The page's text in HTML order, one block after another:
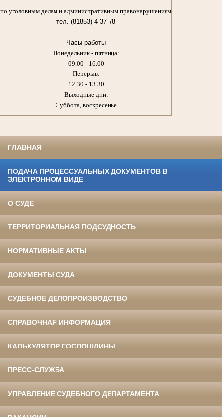
по уголовным делам и административным правонарушениям
тел. (81853) 4-37-78
Часы работы
Понедельник - пятница:
09.00 - 16.00
Перерыв:
12.30 - 13.30
Выходные дни:
Суббота, воскресенье
ГЛАВНАЯ
ПОДАЧА ПРОЦЕССУАЛЬНЫХ ДОКУМЕНТОВ В
ЭЛЕКТРОННОМ ВИДЕ
О СУДЕ
ТЕРРИТОРИАЛЬНАЯ ПОДСУДНОСТЬ
НОРМАТИВНЫЕ АКТЫ
ДОКУМЕНТЫ СУДА
СУДЕБНОЕ ДЕЛОПРОИЗВОДСТВО
СПРАВОЧНАЯ ИНФОРМАЦИЯ
КАЛЬКУЛЯТОР ГОСПОШЛИНЫ
ПРЕСС-СЛУЖБА
УПРАВЛЕНИЕ СУДЕБНОГО ДЕПАРТАМЕНТА